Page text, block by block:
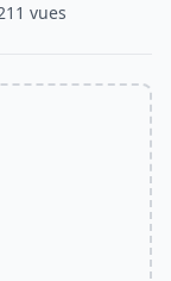
vues